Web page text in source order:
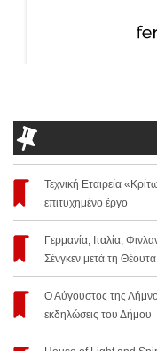
Τεχνική Εταιρεία
επιτυχημένο έργο
Γερμανία, Ιταλία,
Σένγκεν μετά τη Θέουτα
Ο Αύγουστος της Λήμνου
εκδηλώσεις του Δήμου